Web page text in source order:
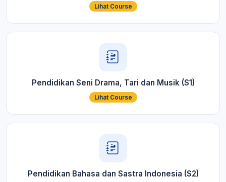
Lihat Course
Pendidikan Seni Drama, Tari dan Musik (S1)
Lihat Course
Pendidikan Bahasa dan Sastra Indonesia (S2)